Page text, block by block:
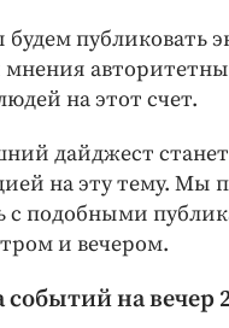
публиковать
на этот счет.
дайджест
на эту тему. Мы
с подобными
и вечером.
событий на вечер